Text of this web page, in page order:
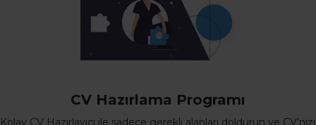
CV Hazırlama Programı